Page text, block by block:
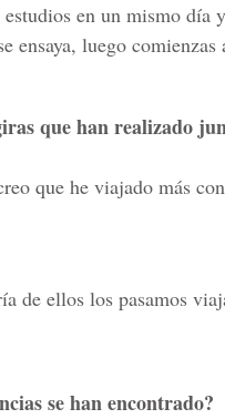
en un mismo día
ensaya, luego comienzas
que han realizado
que he viajado más
de ellos los pasamos
se han encontrado?